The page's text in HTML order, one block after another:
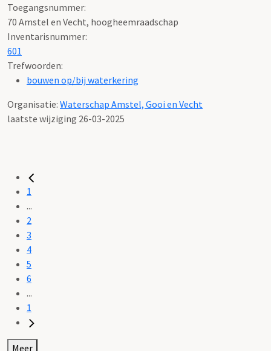
Toegangsnummer:
70 Amstel en Vecht, hoogheemraadschap
Inventarisnummer:
601
Trefwoorden:
bouwen op/bij waterkering
Organisatie: Waterschap Amstel, Gooi en Vecht
laatste wijziging 26-03-2025
1
...
2
3
4
5
6
...
1
Meer